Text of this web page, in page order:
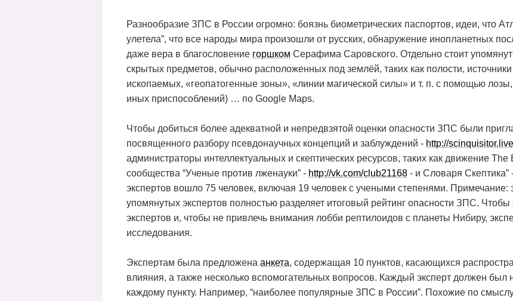
Разнообразие ЗПС в России огромно: боязнь биометрических паспортов, идеи, что
улетела”, что все народы мира произошли от русских, обнаружение инопланетных
даже вера в благословение горшком Серафима Саровского. Отдельно стоит
скрытых предметов, обычно расположенных под землёй, таких как полости,
ископаемых, «геопатогенные зоны», «линии магической силы» и т. п. с помощью
иных приспособлений) … по Google Maps.
Чтобы добиться более адекватной и непредвзятой оценки опасности ЗПС были
посвященного разбору псевдонаучных концепций и заблуждений - http://
администраторы интеллектуальных и скептических ресурсов, таких как движение The
сообщества “Ученые против лженауки” - http://vk.com/club21168 - и Словаря Скептика”
экспертов вошло 75 человек, включая 19 человек с учеными степенями. Примечание:
упомянутых экспертов полностью разделяет итоговый рейтинг опасности ЗПС. Чтобы
экспертов и, чтобы не привлечь внимания лобби рептилоидов с планеты Нибиру,
исследования.
Экспертам была предложена анкета, содержащая 10 пунктов, касающихся
влияния, а также несколько вспомогательных вопросов. Каждый эксперт должен
каждому пункту. Например, “наиболее популярные ЗПС в России”. Похожие по